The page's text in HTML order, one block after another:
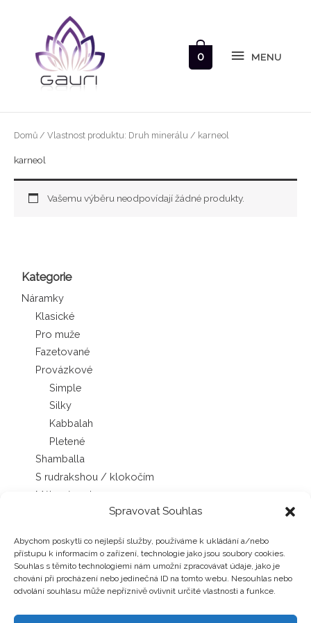
Spravovat Souhlas
Abychom poskytli co nejlepší služby, používáme k ukládání a/nebo
přístupu k informacím o zařízení, technologie jako jsou soubory cookies.
Souhlas s těmito technologiemi nám umožní zpracovávat údaje, jako je
chování při procházení nebo jedinečná ID na tomto webu. Nesouhlas nebo
odvolání souhlasu může nepříznivě ovlivnit určité vlastnosti a funkce.
MENU
0
Kategorie
Náramky
Klasické
Pro muže
Fazetované
Provázkové
Simple
Silky
Kabbalah
Pletené
Shamballa
S rudrakshou / klokočím
Mála náramky
Japa Mála náhrdelníky
Chokery
Šňůrkové náhrdelníky
Domů / Vlastnost produktu: Druh minerálu / karneol
karneol
Vašemu výběru neodpovídají žádné produkty.